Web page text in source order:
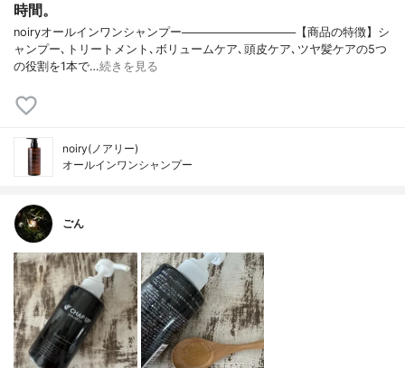
時間。
noiryオールインワンシャンプー──────────────【商品の特徴】シ
ャンプー､トリートメント､ボリュームケア､頭皮ケア､ツヤ髪ケアの5つ
の役割を1本で…続きを見る
noiry(ノアリー)
オールインワンシャンプー
ごん